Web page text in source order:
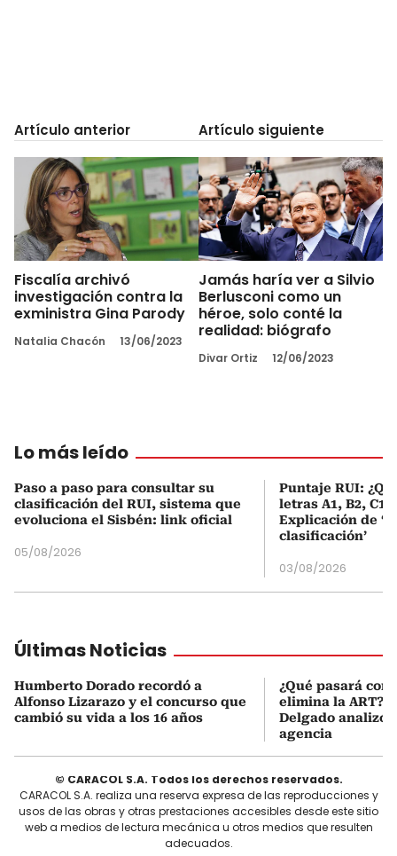
Artículo anterior
Fiscalía archivó
investigación contra la
exministra Gina Parody
Natalia Chacón 13/06/2023
Artículo siguiente
Jamás haría ver a Silvio
Berlusconi como un
héroe, solo conté la
realidad: biógrafo
Divar Ortiz 12/06/2023
Lo más leído
Paso a paso para consultar su
clasificación del RUI, sistema que
evoluciona el Sisbén: link oficial
05/08/2026
Puntaje RUI:
letras A1, B2, C1
Explicación de
clasificación’
03/08/2026
Últimas Noticias
Humberto Dorado recordó a
Alfonso Lizarazo y el concurso que
cambió su vida a los 16 años
¿Qué pasará con
elimina la ART?
Delgado analizó
agencia
© CARACOL S.A. Todos los derechos reservados.
CARACOL S.A. realiza una reserva expresa de las reproducciones y
usos de las obras y otras prestaciones accesibles desde este sitio
web a medios de lectura mecánica u otros medios que resulten
adecuados.